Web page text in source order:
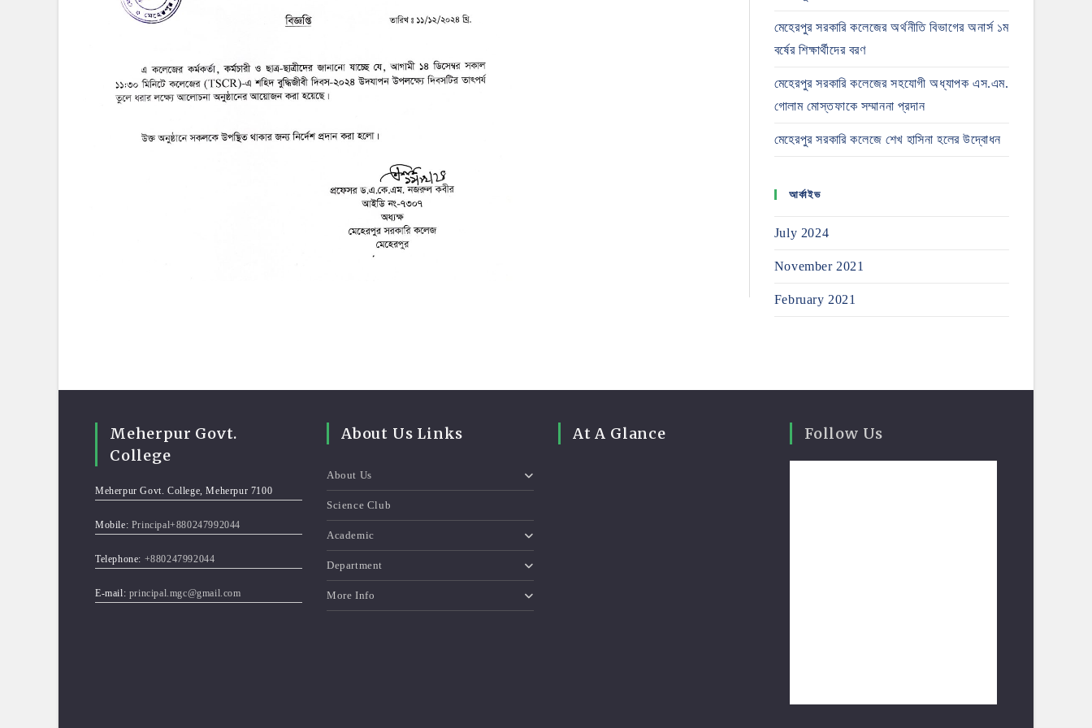
মেহেরপুর সরকারি কলেজের অর্থনীতি বিভাগের অনার্স ১ম
বর্ষের শিক্ষার্থীদের বরণ
মেহেরপুর সরকারি কলেজের সহযোগী অধ্যাপক এস.এম.
গোলাম মোস্তফাকে সম্মাননা প্রদান
মেহেরপুর সরকারি কলেজে শেখ হাসিনা হলের উদ্বোধন
আর্কাইভ
July 2024
November 2021
February 2021
Meherpur Govt.
College
Meherpur Govt. College, Meherpur 7100
Mobile: Principal+880247992044
Telephone: +880247992044
E-mail: principal.mgc@gmail.com
About Us Links
About Us
Science Club
Academic
Department
More Info
At A Glance Follow Us